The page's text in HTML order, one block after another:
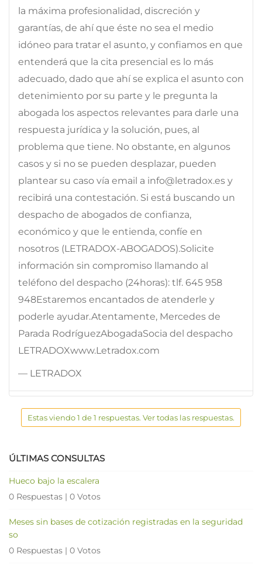
la máxima profesionalidad, discreción y
garantías, de ahí que éste no sea el medio
idóneo para tratar el asunto, y confiamos en que
entenderá que la cita presencial es lo más
adecuado, dado que ahí se explica el asunto con
detenimiento por su parte y le pregunta la
abogada los aspectos relevantes para darle una
respuesta jurídica y la solución, pues, al
problema que tiene. No obstante, en algunos
casos y si no se pueden desplazar, pueden
plantear su caso vía email a info@letradox.es y
recibirá una contestación. Si está buscando un
despacho de abogados de confianza,
económico y que le entienda, confíe en
nosotros (LETRADOX-ABOGADOS).Solicite
información sin compromiso llamando al
teléfono del despacho (24horas): tlf. 645 958
948Estaremos encantados de atenderle y
poderle ayudar.Atentamente, Mercedes de
Parada RodríguezAbogadaSocia del despacho
LETRADOXwww.Letradox.com
— LETRADOX
Estas viendo 1 de 1 respuestas. Ver todas las respuestas.
ÚLTIMAS CONSULTAS
Hueco bajo la escalera
0 Respuestas | 0 Votos
Meses sin bases de cotización registradas en la seguridad
so
0 Respuestas | 0 Votos